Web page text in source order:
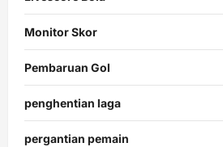
Monitor Skor
Pembaruan Gol
penghentian laga
pergantian pemain